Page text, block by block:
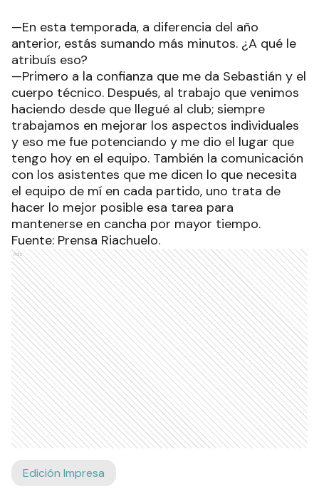
—En esta temporada, a diferencia del año
anterior, estás sumando más minutos. ¿A qué le
atribuís eso?
—Primero a la confianza que me da Sebastián y el
cuerpo técnico. Después, al trabajo que venimos
haciendo desde que llegué al club; siempre
trabajamos en mejorar los aspectos individuales
y eso me fue potenciando y me dio el lugar que
tengo hoy en el equipo. También la comunicación
con los asistentes que me dicen lo que necesita
el equipo de mí en cada partido, uno trata de
hacer lo mejor posible esa tarea para
mantenerse en cancha por mayor tiempo.
Fuente: Prensa Riachuelo.
Ads
Edición Impresa